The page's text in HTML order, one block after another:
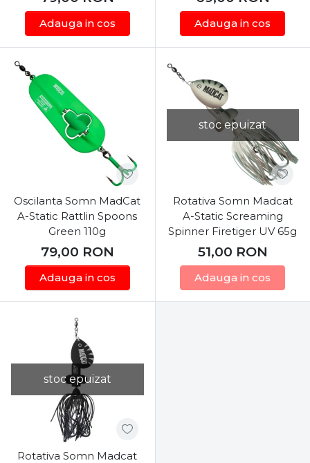
Adauga in cos Adauga in cos
Oscilanta Somn MadCat
A-Static Rattlin Spoons
Green 110g
79,00 RON
Adauga in cos
stoc epuizat
Rotativa Somn Madcat
A-Static Screaming
Spinner Firetiger UV 65g
51,00 RON
Adauga in cos
stoc epuizat
Rotativa Somn Madcat